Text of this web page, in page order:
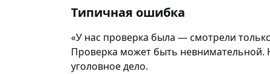
Типичная ошибка
«У нас проверка была — смотрели
Проверка может быть невнимательной.
уголовное дело.